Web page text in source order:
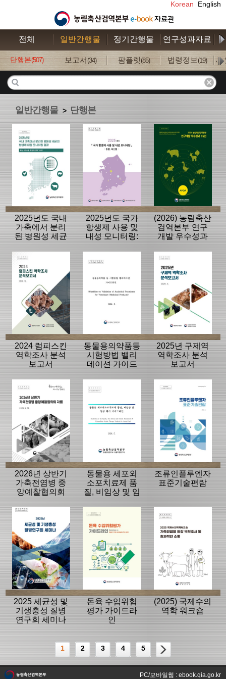
Korean English
전체 일반간행물 정기간행물 연구성과자료
단행본(507) 보고서 (34) 팜플렛 (85) 법령정보(19) 사
일반간행물 > 단행본
2025년도 국내
가축에서 분리
된 병원성 세균
모니터링 결과
2025년도 국가
항생제 사용 및
내성 모니터링:
(2026) 농림축산
검역본부 연구
개발 우수성과
2024 럼피스킨
역학조사 분석
보고서
동물용의약품등
시험방법 밸리
데이션 가이드
2025년 구제역
역학조사 분석
보고서
2026년 상반기
가축전염병 중
앙예찰협의회
동물용 세포외
소포치료제 품
질, 비임상 및 임
라인
조류인플루엔자
표준기술편람
2025 세균성 및
기생충성 질병
연구회 세미나
돈육 수입위험
평가 가이드라
인
(2025) 국제수의
역학 워크숍
1 2 3 4 5
PC/모바일웹 : ebook.qia.go.kr